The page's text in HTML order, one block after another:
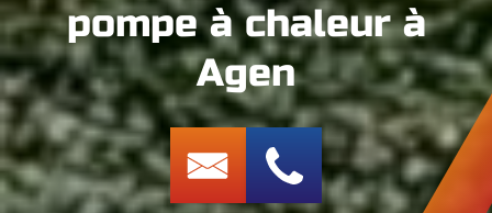
pompe à chaleur à
Agen